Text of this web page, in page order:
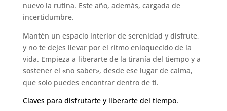
nuevo la rutina. Este año, además, cargada de
incertidumbre.
Mantén un espacio interior de serenidad y disfrute,
y no te dejes llevar por el ritmo enloquecido de la
vida. Empieza a liberarte de la tiranía del tiempo y a
sostener el «no saber», desde ese lugar de calma,
que solo puedes encontrar dentro de ti.
Claves para disfrutarte y liberarte del tiempo.